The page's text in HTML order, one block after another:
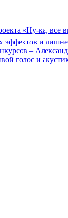
«Ну-ка, все
эффектов и
–
голос и